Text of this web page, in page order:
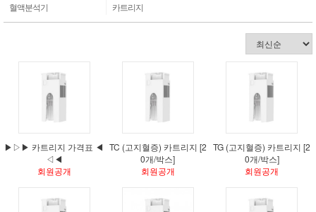
혈액분석기 카트리지
▶▷▶ 카트리지 가격표 ◀
◁◀
회원공개
TC (고지혈증) 카트리지 [2
0개/박스]
회원공개
TG (고지혈증) 카트리지 [2
0개/박스]
회원공개